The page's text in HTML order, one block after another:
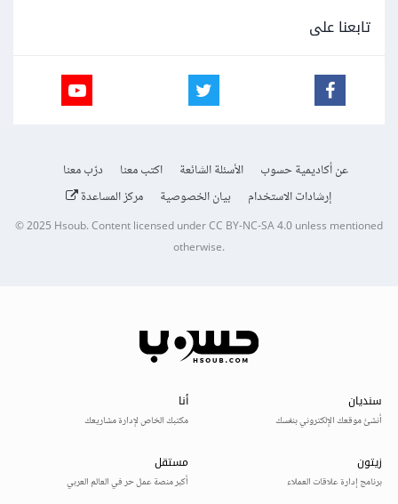
تابعنا على
عن أكاديمية حسوب الأسئلة الشائعة اكتب معنا
درّب معنا
إرشادات الاستخدام
بيان الخصوصية مركز المساعدة
© 2025Hsoub.Content licensed underCC BY-NC-SA 4.0unless mentioned
otherwise.